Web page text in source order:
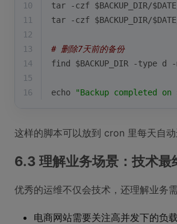
10
tar -czf $BACKUP_DIR/$DATE
11
tar -czf $BACKUP_DIR/$DATE
12
13
# 删除7天前的备份
14
find $BACKUP_DIR -type d -
15
16
echo "Backup completed on
这样的脚本可以放到 cron 里每天自
6.3 理解业务场景：技术最
优秀的运维不仅会技术，还理解业务
电商网站需要关注高并发下的负